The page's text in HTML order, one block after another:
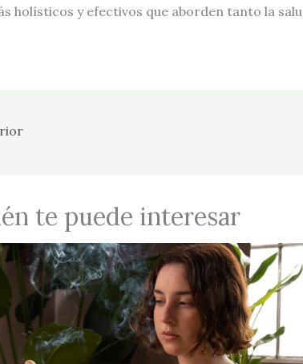
holísticos y efectivos que aborden tanto la
te puede interesar